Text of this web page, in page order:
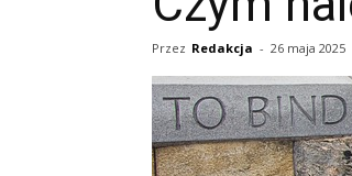
Przez Redakcja - 26 maja 2025